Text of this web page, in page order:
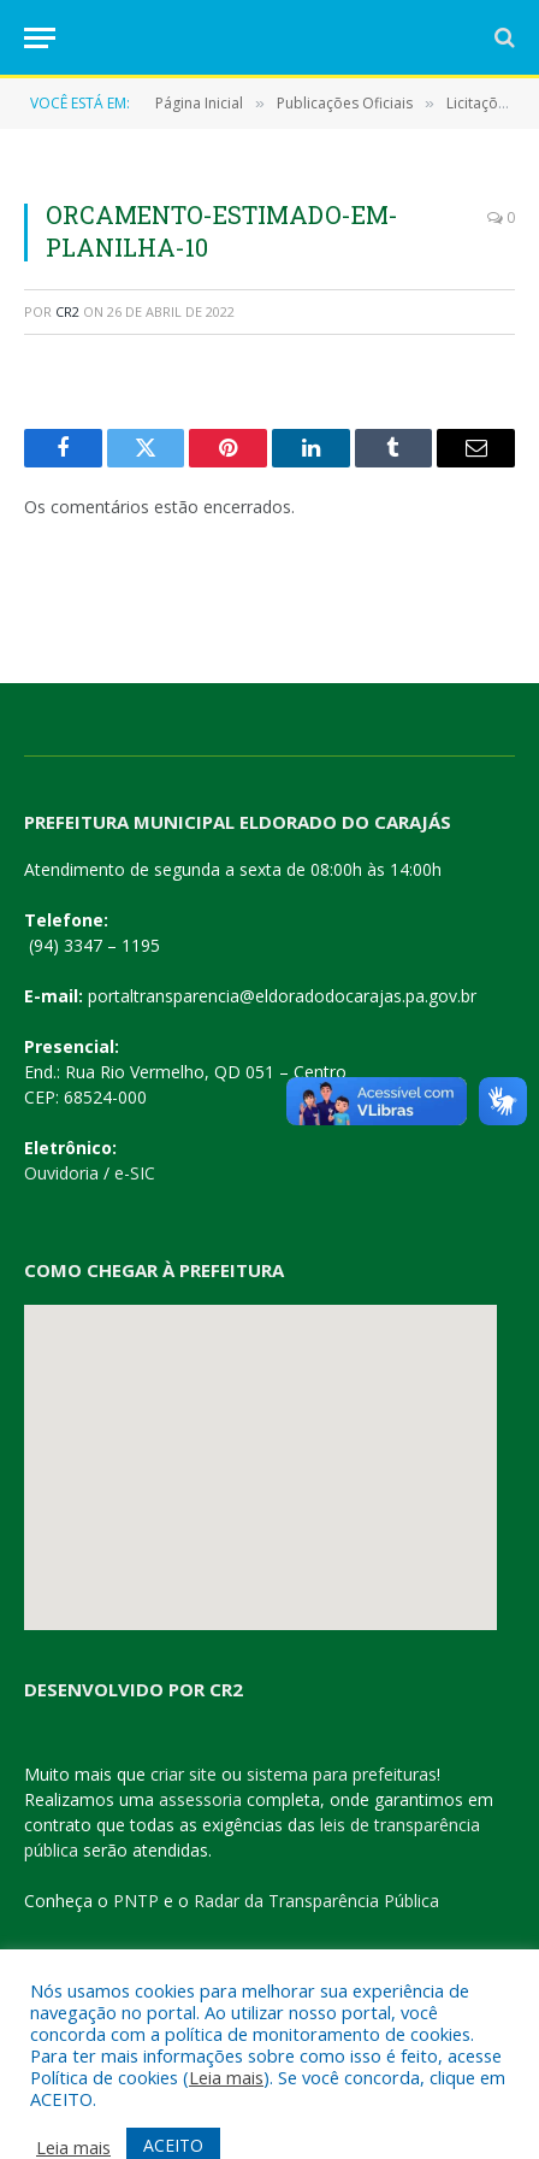
VOCÊ ESTÁ EM: Página Inicial » Publicações Oficiais » Licitações
ORCAMENTO-ESTIMADO-EM-
PLANILHA-10
0
POR CR2 ON 26 DE ABRIL DE 2022
FacebookTwitter Pinterest LinkedInTumblr
E-
Os comentários estão encerrados.
PREFEITURA MUNICIPAL ELDORADO DO CARAJÁS
Atendimento de segunda a sexta de 08:00h às 14:00h
Telefone:
(94) 3347 – 1195
E-mail: portaltransparencia@eldoradodocarajas.pa.gov.br
Presencial:
End.: Rua Rio Vermelho, QD 051 – Centro
CEP: 68524-000
Eletrônico:
Ouvidoria / e-SIC
COMO CHEGAR À PREFEITURA
DESENVOLVIDO POR CR2
Muito mais que criar site ou sistema para prefeituras!
Realizamos uma assessoria completa, onde garantimos em
contrato que todas as exigências das leis de transparência
pública serão atendidas.
Conheça o PNTP e o Radar da Transparência Pública
Todos os direitos reservados a Prefeitura Municipal de Eldorado
do Carajás
Mapa do Site
Acessar o Webmail
Nós usamos cookies para melhorar sua experiência de
navegação no portal. Ao utilizar nosso portal, você
concorda com a política de monitoramento de cookies.
Para ter mais informações sobre como isso é feito, acesse
Política de cookies (Leia mais). Se você concorda, clique em
ACEITO.
Leia mais
ACEITO